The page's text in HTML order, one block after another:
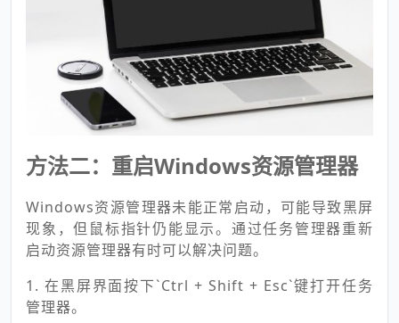
方法二：重启Windows资源管理器
Windows资源管理器未能正常启动，可能导致黑屏
现象，但鼠标指针仍能显示。通过任务管理器重新
启动资源管理器有时可以解决问题。
1. 在黑屏界面按下`Ctrl + Shift + Esc`键打开任务
管理器。